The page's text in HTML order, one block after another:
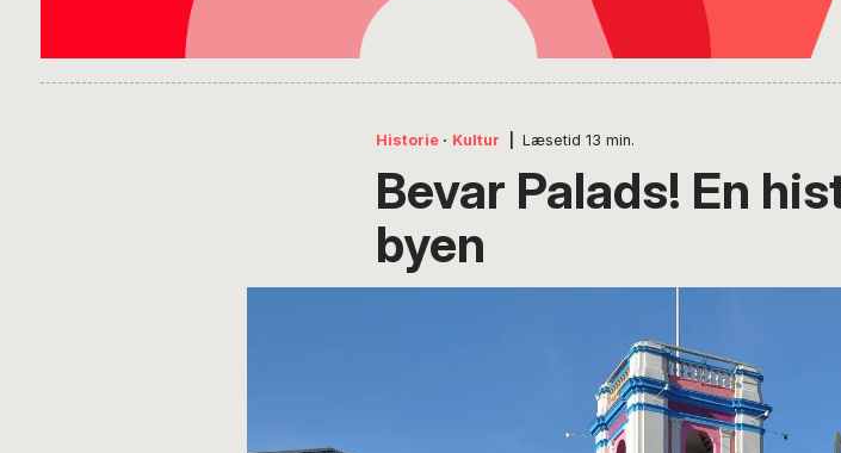
Historie · Kultur Læsetid 13 min.
Bevar Palads! En
byen